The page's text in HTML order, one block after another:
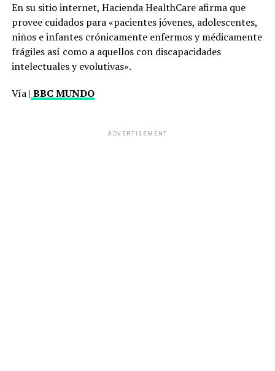
En su sitio internet, Hacienda HealthCare afirma que
provee cuidados para «pacientes jóvenes, adolescentes,
niños e infantes crónicamente enfermos y médicamente
frágiles así como a aquellos con discapacidades
intelectuales y evolutivas».
Vía | BBC MUNDO
ADVERTISEMENT